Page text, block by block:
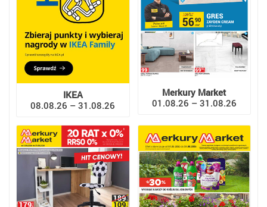
IKEA
08.08.26 – 31.08.26
Merkury Market
01.08.26 – 31.08.26